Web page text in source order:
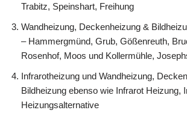
Trabitz, Speinshart, Freihung
Wandheizung, Deckenheizung &
– Hammergmünd, Grub, Gößenreuth,
Rosenhof, Moos und Kollermühle,
Infrarotheizung und Wandheizung,
Bildheizung ebenso wie Infrarot Heizung,
Heizungsalternative